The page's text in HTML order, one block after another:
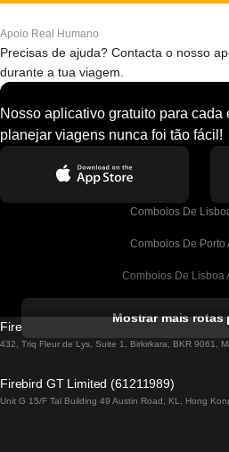
Apoio Real Humano
Precisas de ajuda? Contacta o nosso
durante a tua viagem.
Nosso aplicativo gratuito para cada
planejar viagens nunca foi tão fácil!
Comboios De
Comboios De Porto
Comboios De Lisboa
Comboios De Lisboa
Comboios De Lisboa
Mostrar mais rotas
Firebird GT Limited (OC 1451)
432, Triq Fleur de Lys, Suite 1, Birkirkara, BKR 9061,
Firebird GT Limited (61211989)
Unit G 15/F Tal Building 49 Austin Road, KL, Hong